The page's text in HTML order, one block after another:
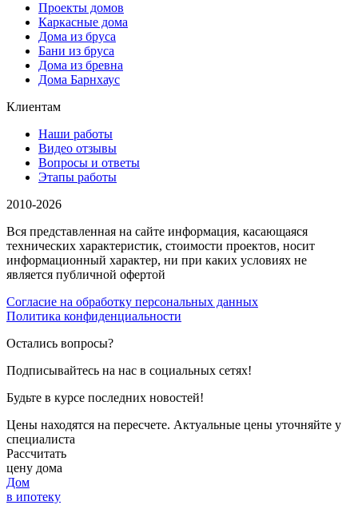
Проекты домов
Каркасные дома
Дома из бруса
Бани из бруса
Дома из бревна
Дома Барнхаус
Клиентам
Наши работы
Видео отзывы
Вопросы и ответы
Этапы работы
2010-2026
Вся представленная на сайте информация, касающаяся
технических характеристик, стоимости проектов, носит
информационный характер, ни при каких условиях не
является публичной офертой
Согласие на обработку персональных данных
Политика конфиденциальности
Остались вопросы?
Подписывайтесь на нас в социальных сетях!
Будьте в курсе последних новостей!
Цены находятся на пересчете. Актуальные цены уточняйте у
специалиста
Рассчитать
цену дома
Дом
в ипотеку